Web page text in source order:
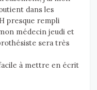
dans les
presque rempli
médecin jeudi et
sera très
à mettre en écrit